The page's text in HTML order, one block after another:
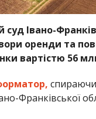
суд Івано-
оренди та
вартістю 56
Франківської